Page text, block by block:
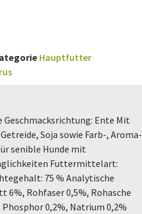
Hauptfutter
Geschmacksrichtung: Ente Mit
Soja sowie Farb-, Aroma-
senible Hunde mit
Futtermittelart:
75 % Analytische
Rohfaser 0,5%, Rohasche
0,2%, Natrium 0,2%